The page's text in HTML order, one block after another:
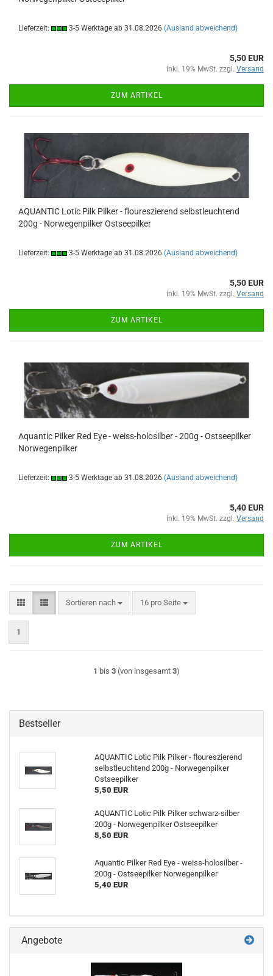
Lieferzeit: 3-5 Werktage ab 31.08.2026 (Ausland abweichend)
5,50 EUR
inkl. 19% MwSt. zzgl. Versand
ZUM ARTIKEL
AQUANTIC Lotic Pilk Pilker - floureszierend selbstleuchtend
200g - Norwegenpilker Ostseepilker
Lieferzeit: 3-5 Werktage ab 31.08.2026 (Ausland abweichend)
5,50 EUR
inkl. 19% MwSt. zzgl. Versand
ZUM ARTIKEL
Aquantic Pilker Red Eye - weiss-holosilber - 200g - Ostseepilker
Norwegenpilker
Lieferzeit: 3-5 Werktage ab 31.08.2026 (Ausland abweichend)
5,40 EUR
inkl. 19% MwSt. zzgl. Versand
ZUM ARTIKEL
Sortieren nach
Sortieren nach 16 pro Seite
pro Seite
1
1 bis 3 (von insgesamt 3)
Bestseller
AQUANTIC Lotic Pilk Pilker - floureszierend
selbstleuchtend 200g - Norwegenpilker
Ostseepilker
5,50 EUR
AQUANTIC Lotic Pilk Pilker schwarz-silber
200g - Norwegenpilker Ostseepilker
5,50 EUR
Aquantic Pilker Red Eye - weiss-holosilber -
200g - Ostseepilker Norwegenpilker
5,40 EUR
Angebote